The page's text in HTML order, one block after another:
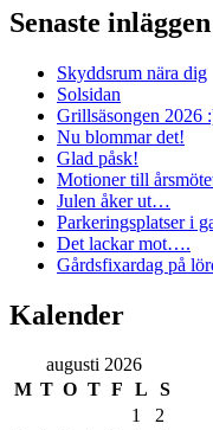
Senaste inläggen
Skyddsrum nära dig
Solsidan
Grillsäsongen 2026
Nu blommar det!
Glad påsk!
Motioner till
Julen åker ut…
Parkeringsplatser i
Det lackar mot….
Gårdsfixardag på
Kalender
augusti 2026
M T O T F L
S
1
2